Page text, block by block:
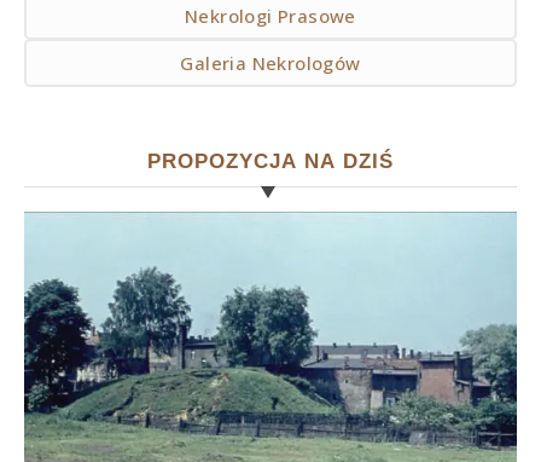
Nekrologi Prasowe
Galeria Nekrologów
PROPOZYCJA NA DZIŚ